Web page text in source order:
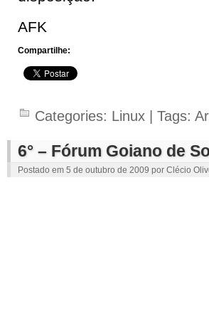
AFK
Compartilhe:
Categories: Linux | Tags:
6° – Fórum Goiano de
Postado em 5 de outubro de 2009 por Clécio